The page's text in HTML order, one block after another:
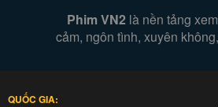
Phim VN2 là nền tảng
cảm, ngôn tình, xuyên
QUỐC GIA: